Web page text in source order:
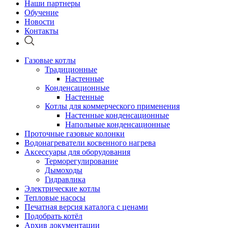
Наши партнеры
Обучение
Новости
Контакты
Газовые котлы
Традиционные
Настенные
Конденсационные
Настенные
Котлы для коммерческого применения
Настенные конденсационные
Напольные конденсационные
Проточные газовые колонки
Водонагреватели косвенного нагрева
Аксессуары для оборудования
Терморегулирование
Дымоходы
Гидравлика
Электрические котлы
Тепловые насосы
Печатная версия каталога с ценами
Подобрать котёл
Архив документации